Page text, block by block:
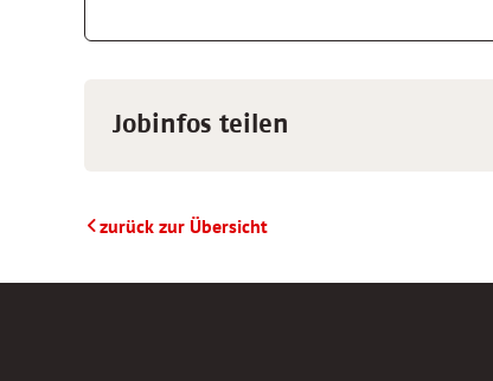
Jobinfos teilen
zurück zur Übersicht